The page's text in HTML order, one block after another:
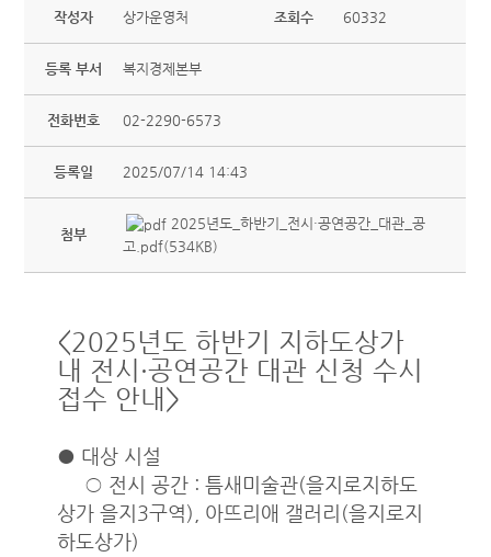
작성자 상가운영처 조회수 60332
등록 부서 복지경제본부
전화번호 02-2290-6573
등록일 2025/07/14 14:43
첨부
2025년도_하반기_전시·공연공간_대관_공
고.pdf(534KB)
<2025년도 하반기 지하도상가
내 전시·공연공간 대관 신청 수시
접수 안내>
● 대상 시설
○ 전시 공간 : 틈새미술관(을지로지하도
상가 을지3구역), 아뜨리애 갤러리(을지로지
하도상가)